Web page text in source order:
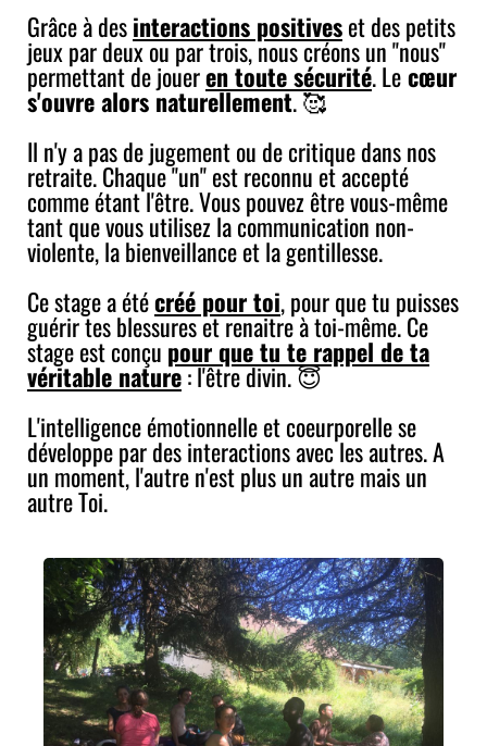
Grâce à desinteractions positiveset des petits
jeux par deux ou par trois, nous créons un "nous"
permettant de joueren toute sécurité. Lecœur
s'ouvre alors naturellement. 🥰
Il n'y a pas de jugement ou de critique dans nos
retraite. Chaque "un" est reconnu et accepté
comme étant l'être. Vous pouvez être vous-même
tant que vous utilisez la communication non-
violente, la bienveillance et la gentillesse.
Ce stage a étécréé pour toi, pour que tu puisses
guérir tes blessures et renaitre à toi-même. Ce
stage est conçu pour que tu te rappel de ta
véritable nature: l'être divin. 😇
L'intelligence émotionnelle et coeurporelle se
développe par des interactions avec les autres. A
un moment, l'autre n'est plus un autre mais un
autre Toi.